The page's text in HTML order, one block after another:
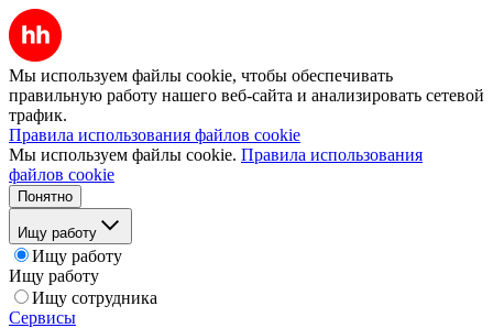
Мы используем файлы cookie, чтобы обеспечивать
правильную работу нашего веб-сайта и анализировать сетевой
трафик.
Правила использования файлов cookie
Мы используем файлы cookie. Правила использования
файлов cookie
Понятно
Ищу работу
Ищу работу
Ищу работу
Ищу сотрудника
Сервисы